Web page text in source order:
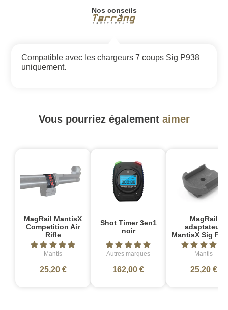
Nos conseils
Compatible avec les chargeurs 7 coups Sig P938
uniquement.
Vous pourriez également aimer
MagRail MantisX
Competition Air
Rifle
Mantis
25,20 €
Shot Timer 3en1
noir
Autres marques
162,00 €
MagRail
adaptateur
MantisX Sig
Mantis
25,20 €